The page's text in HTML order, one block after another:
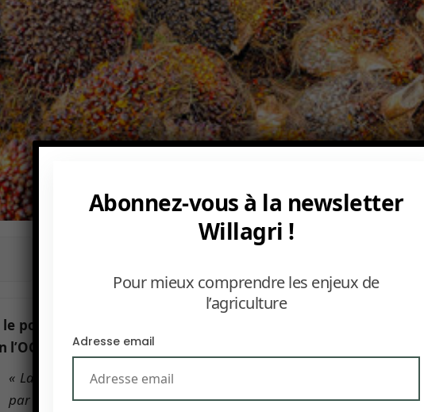
potentiel de croissance des productions agricole et
« La production nette des secteurs de l’agriculture, de la pêche et
par an, en baisse par rapport au rythme soutenu de 2,7 % par an
Abonnez-vous à la newsletter
Willagri !
Pour mieux comprendre les enjeux de
l’agriculture
Adresse email